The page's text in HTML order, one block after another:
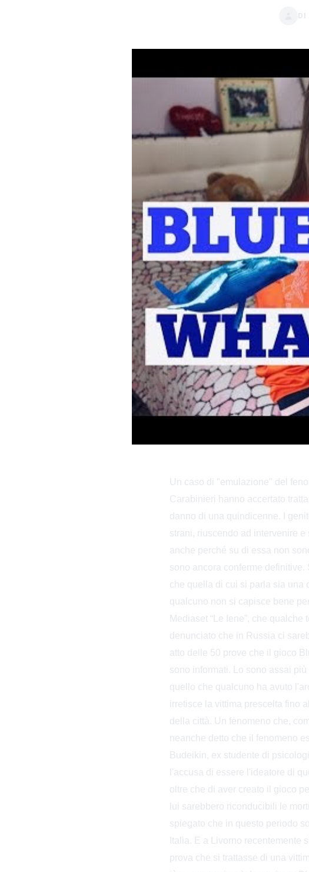
DI
Un caso di "emulazione" del
Carabinieri hanno accertato
danno di una quindicenne. I
strani, riuscendo ad intervenire
anche perché su di essa non
sono ancora conferme
che quella di cui si parla sia una
qualcuno non si capisce bene
Mediaset “Le Iene”, che
denunciato che in Russia ci
atto delle 50 prove che il gioco
sono informati. Lo sono assai
quello che qualcuno ha avuto
irretisce la vittima prescelta fino
della città. Un fenomeno che,
neanche detto che il fenomeno
Budeikin, ex studente di
l'accusa di essere l'ideatore di
oltre che di aver creato il gioco
lui sarebbero riconducibili le
spiegato che in questo periodo
Italia. E a Livorno recentemente
prova che si trattasse di una